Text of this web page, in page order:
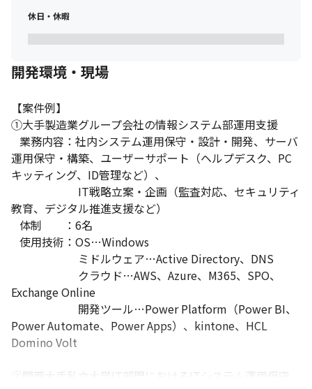
休日・休暇
開発環境・現場
【案件例】
①大手製造業グループ会社の情報システム部運用支援
運用保守・構築、ユーザーサポート（ヘルプデスク、PC
キッティング、ID管理など）、
IT戦略立案・企画（監査対応、セキュリティ
教育、デジタル推進支援など）
Exchange Online
Power Automate、Power Apps）、kintone、HCL
Domino Volt
②関西大手私立大学IT部門におけるITシステム運用保守